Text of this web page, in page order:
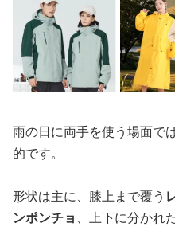
雨の日に両手を使う場面では
的です。
形状は主に、膝上まで覆う
ンポンチョ 、上下に分かれ